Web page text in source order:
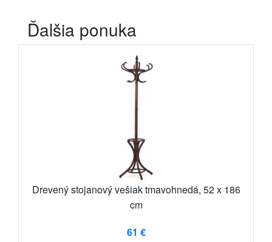
Ďalšia ponuka
Drevený stojanový vešiak tmavohnedá, 52 x 186
cm
61 €